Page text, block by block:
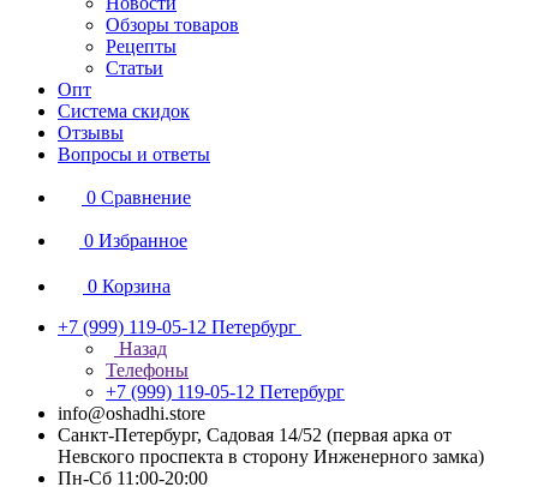
Обзоры товаров
Рецепты
Статьи
Опт
Система скидок
Отзывы
Вопросы и ответы
0 Сравнение
0 Избранное
0 Корзина
+7 (999) 119-05-12 Петербург
Назад
Телефоны
+7 (999) 119-05-12 Петербург
info@oshadhi.store
Санкт-Петербург, Садовая 14/52 (первая арка от
Невского проспекта в сторону Инженерного замка)
Пн-Сб 11:00-20:00